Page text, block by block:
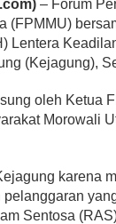
– Forum
(FPMMU)
Lentera
(Kejagung),
oleh Ketua
Morowali
karena
pelanggaran
Sentosa